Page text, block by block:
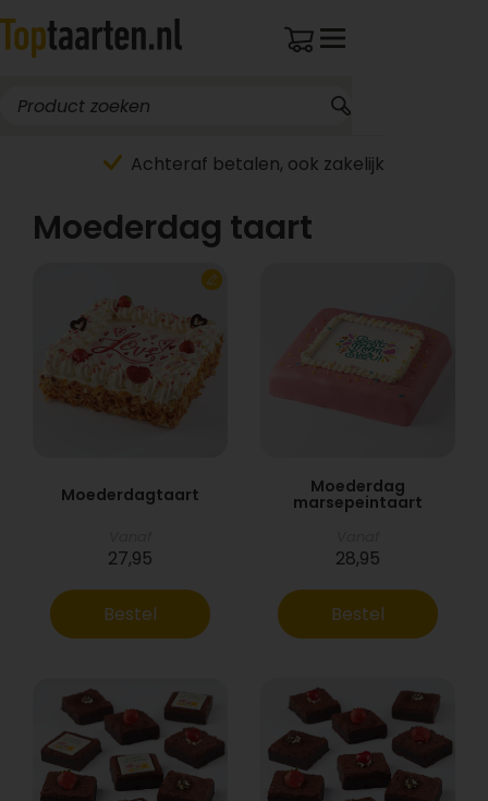
Achteraf betalen, ook zakelijk
Moederdag taart
Moederdagtaart
27,95
Bestel
Moederdag
marsepeintaart
28,95
Bestel